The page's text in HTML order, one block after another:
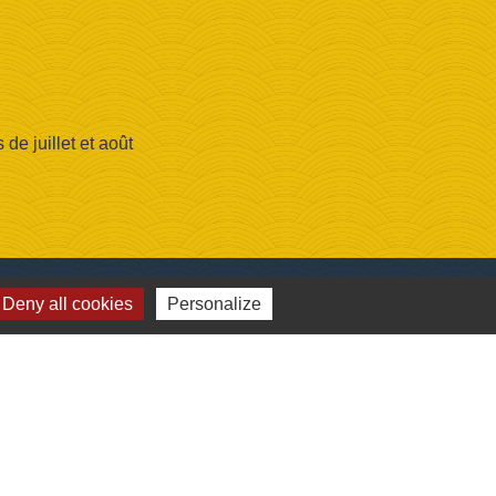
de juillet et août
all cookies Personalize